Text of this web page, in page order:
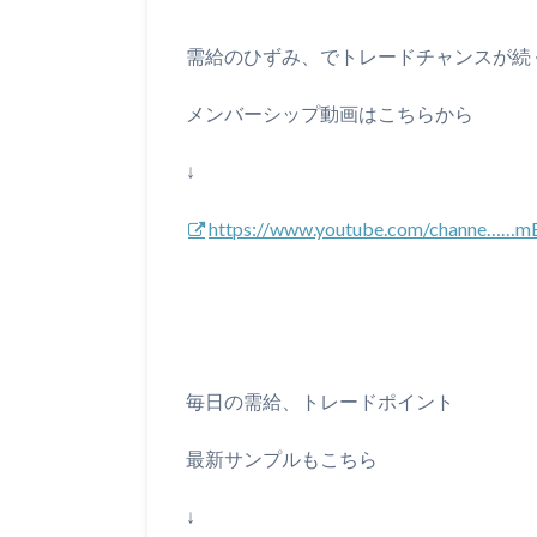
需給のひずみ、でトレードチャンスが続
メンバーシップ動画はこちらから
↓
https://www.youtube.com/
毎日の需給、トレードポイント
最新サンプルもこちら
↓